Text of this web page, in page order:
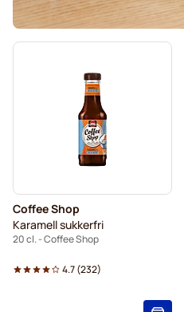
Coffee Shop
Karamell sukkerfri
20 cl. - Coffee Shop
4.7(232)